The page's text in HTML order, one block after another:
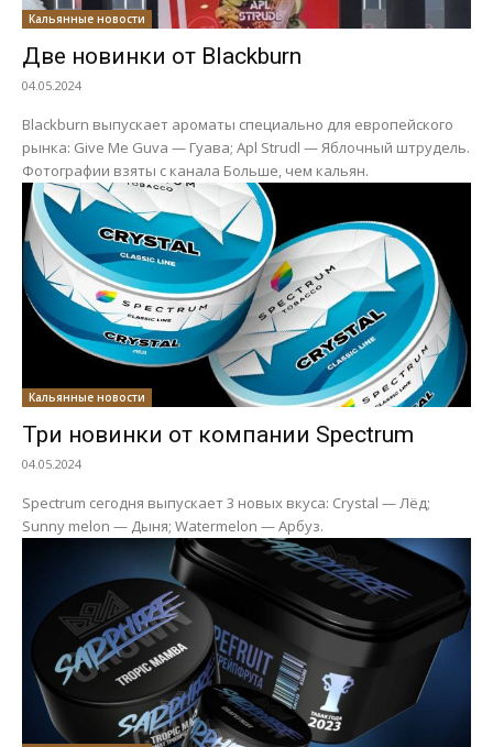
Кальянные новости
Две новинки от Blackburn
04.05.2024
Blackburn выпускает ароматы специально для европейского
рынка: Give Me Guva — Гуава; Apl Strudl — Яблочный штрудель.
Фотографии взяты с канала Больше, чем кальян.
Кальянные новости
Три новинки от компании Spectrum
04.05.2024
Spectrum сегодня выпускает 3 новых вкуса: Crystal — Лёд;
Sunny melon — Дыня; Watermelon — Арбуз.